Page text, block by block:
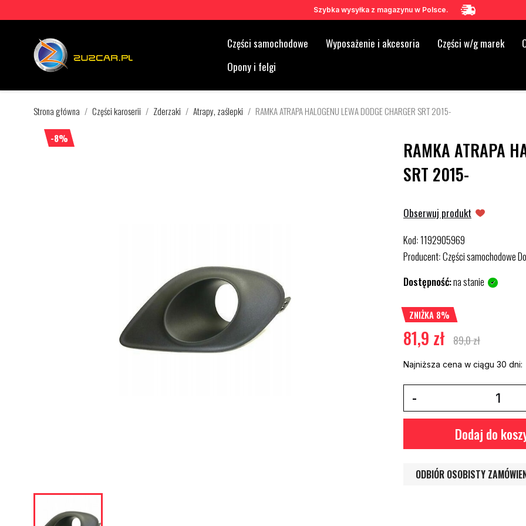
Szybka wysyłka z magazynu w Polsce.
Części samochodowe Wyposażenie i akcesoria Części w/g marek
Opony i felgi
Strona główna Części karoserii Zderzaki Atrapy, zaślepki RAMKA ATRAPA HALOGENU LEWA DODGE CHARGER SRT 2015-
-8%
RAMKA ATRAPA
SRT 2015-
Obserwuj produkt
Kod:1192905969
Producent:Części samochodowe
Dostępność:na stanie
ZNIŻKA 8%
81,9 zł 89,0 zł
Najniższa cena w ciągu 30 dni:
Dodaj do
ODBIÓR OSOBISTY